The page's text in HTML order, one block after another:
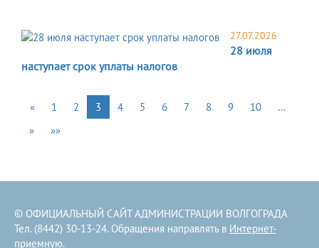
27.07.2026
28 июля
наступает срок уплаты налогов
« 1 2 3 4 5 6 7 8 9 10
…
»
»»
© ОФИЦИАЛЬНЫЙ САЙТ АДМИНИСТРАЦИИ ВОЛГОГРАДА
Тел. (8442) 30-13-24. Обращения направлять в Интернет-
приемную.